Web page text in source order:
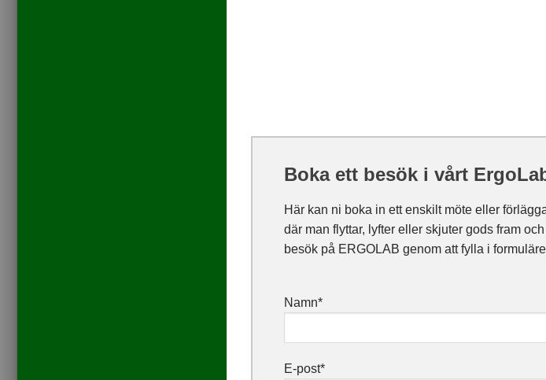
Boka ett besök i vårt
Här kan ni boka in ett enskilt möte eller
där man flyttar, lyfter eller skjuter gods fram
besök på ERGOLAB genom att fylla i
Namn*
E-post*